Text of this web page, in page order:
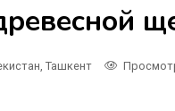
Ташкент